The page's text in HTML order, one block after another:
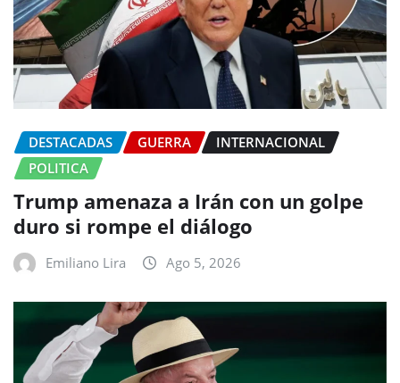
DESTACADAS GUERRA
INTERNACIONAL
POLITICA
Trump amenaza a Irán con un golpe
duro si rompe el diálogo
Emiliano Lira Ago 5, 2026